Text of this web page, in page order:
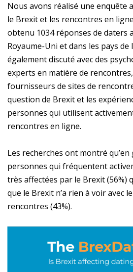
Nous avons réalisé une enquête
le Brexit et les rencontres en
obtenu 1034 réponses de daters
Royaume-Uni et dans les pays de
également discuté avec des
experts en matière de rencontres,
fournisseurs de sites de
question de Brexit et les
personnes qui utilisent
rencontres en ligne.
Les recherches ont montré qu’en
personnes qui fréquentent
très affectées par le Brexit (56%)
que le Brexit n’a rien à voir avec
rencontres (43%).